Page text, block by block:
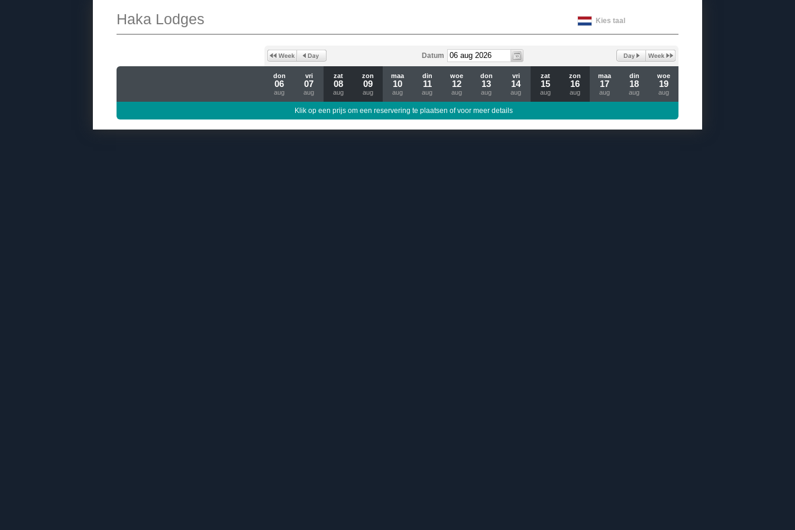
Kies taal
Haka Lodges
Datum
don
06
aug
vri
07
aug
zat
08
aug
zon
09
aug
maa
10
aug
din
11
aug
woe
12
aug
don
13
aug
vri
14
aug
zat
15
aug
zon
16
aug
maa
17
aug
din
18
aug
woe
19
aug
Klik op een prijs om een reservering te plaatsen of voor meer details